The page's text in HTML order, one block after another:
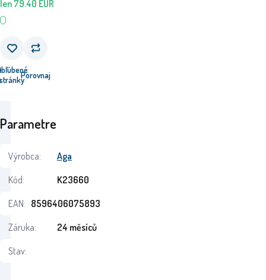
len 79.40 EUR
stránkyPorovnaj
Parametre
Výrobca:
Aga
Kód:
K23660
EAN: 8596406075893
Záruka:
24 měsíců
Stav: